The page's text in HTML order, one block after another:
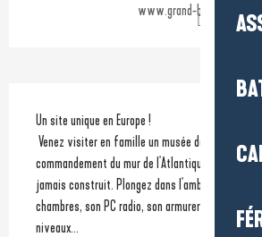
www.grand-
Description
Un site unique en Europe !
commandement du mur de l'Atlantique, un des
jamais construit. Plongez dans l'ambiance d'un
chambres, son PC radio, son armurerie, sa salle
niveaux...